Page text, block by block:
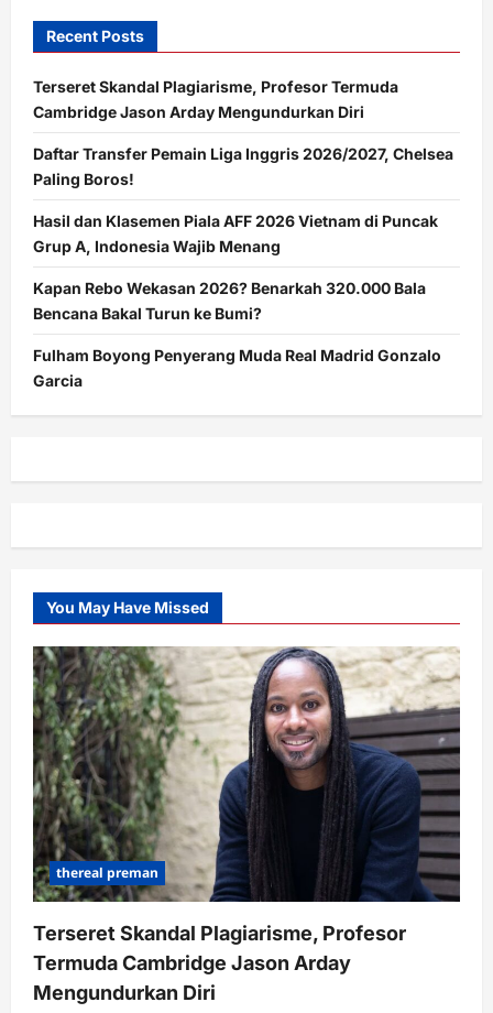
Gelombang
Tinggi
Recent Posts
Terseret Skandal Plagiarisme, Profesor Termuda
Cambridge Jason Arday Mengundurkan Diri
Daftar Transfer Pemain Liga Inggris 2026/2027, Chelsea
Paling Boros!
Hasil dan Klasemen Piala AFF 2026 Vietnam di Puncak
Grup A, Indonesia Wajib Menang
Kapan Rebo Wekasan 2026? Benarkah 320.000 Bala
Bencana Bakal Turun ke Bumi?
Fulham Boyong Penyerang Muda Real Madrid Gonzalo
Garcia
You May Have Missed
thereal preman
Terseret Skandal Plagiarisme, Profesor
Termuda Cambridge Jason Arday
Mengundurkan Diri